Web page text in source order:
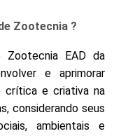
Zootecnia ?
Zootecnia EAD da
e aprimorar
crítica e criativa na
considerando seus
ambientais e